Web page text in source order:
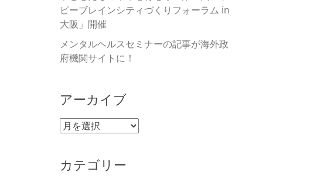
ピーブレインシティづくりフォーラム in
大阪」開催
メンタルヘルスセミナーの記事が海外政
府機関サイトに！
アーカイブ
ア
イ
カテゴリー